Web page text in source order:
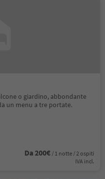
o giardino, abbondante
un menu a tre portate.
Da 200€ / 1 notte / 2 ospiti
IVA incl.